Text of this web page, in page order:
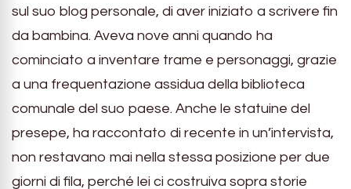
sul suo blog personale, di aver iniziato a scrivere fin
da bambina. Aveva nove anni quando ha
cominciato a inventare trame e personaggi, grazie
a una frequentazione assidua della biblioteca
comunale del suo paese. Anche le statuine del
presepe, ha raccontato di recente in un’intervista,
non restavano mai nella stessa posizione per due
giorni di fila, perché lei ci costruiva sopra storie